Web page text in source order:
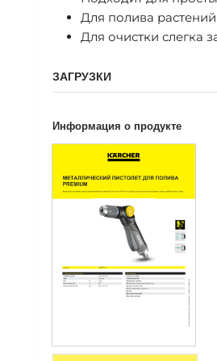
Для полива
Для очистки слегка
ЗАГРУЗКИ
Информация о продукте